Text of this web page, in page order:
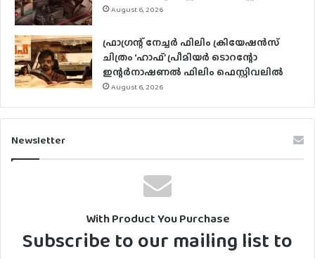
August 6, 2026
ഫ്രാഗ്രന്റ് നേച്ചര്‍ ഫിലിം ക്രിയേഷന്‍സ്
ചിത്രം ‘ഹാഫ്’ പ്രീമിയര്‍ ടൊറന്റോ
ഇന്റര്‍നാഷണല്‍ ഫിലിം ഫെസ്റ്റിവലില്‍
August 6, 2026
Newsletter
With Product You Purchase
Subscribe to our mailing list to